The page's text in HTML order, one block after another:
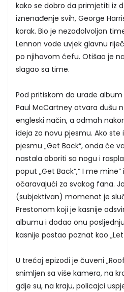
kako se dobro da primjetiti iz
iznenađenje svih, George
korak. Bio je nezadolvoljan
Lennon vode uvjek glavnu
po njihovom ćefu. Otišao je
slagao sa time.
Pod pritiskom da urade
Paul McCartney otvara dušu
engleski način, a odmah
ideja za novu pjesmu. Ako ste
pjesmu „Get Back“, onda će
nastala oboriti sa nogu i
poput „Get Back“,“ I me mine“
očaravajući za svakog fana.
(subjektivan) momenat je
Prestonom koji je kasnije
albumu i dodao onu
kasnije postao poznat kao „Let
U trećoj epizodi je čuveni
snimljen sa više kamera, na
gdje su, na kraju, policajci